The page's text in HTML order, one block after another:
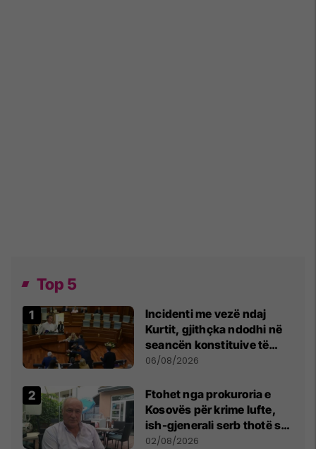
Top 5
Incidenti me vezë ndaj
Kurtit, gjithçka ndodhi në
seancën konstituive të
Kuvendit
06/08/2026
Ftohet nga prokuroria e
Kosovës për krime lufte,
ish-gjenerali serb thotë se
dikush e tradhtoi në
02/08/2026